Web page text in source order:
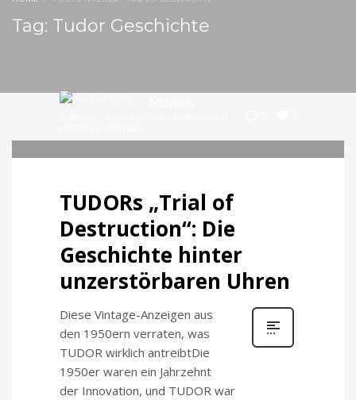
Tag: Tudor Geschichte
TUDORs „Trial of
Destruction“: Die
Geschichte hinter
unzerstörbaren Uhren
Diese Vintage-Anzeigen aus
den 1950ern verraten, was
TUDOR wirklich antreibtDie
1950er waren ein Jahrzehnt
der Innovation, und TUDOR war